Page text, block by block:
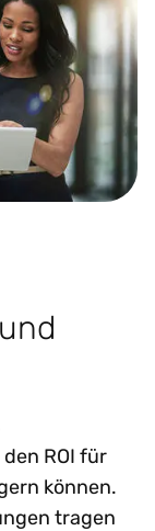
ROI für
können.
tragen